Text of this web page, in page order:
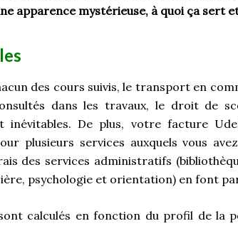
apparence mystérieuse, à quoi ça sert
des cours suivis, le transport en
dans les travaux, le droit de
inévitables. De plus, votre facture
plusieurs services auxquels vous
des services administratifs
psychologie et orientation) en font
calculés en fonction du profil de la